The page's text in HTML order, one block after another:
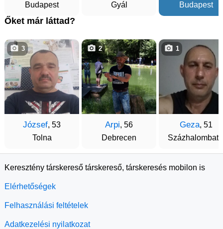
Budapest
Gyál
Budapest
Őket már láttad?
József, 53
Tolna
3
Arpi, 56
Debrecen
2
Geza, 51
1
Keresztény társkereső társkereső, társkeresés mobilon is
Elérhetőségek
Felhasználási feltételek
Adatkezelési nyilatkozat